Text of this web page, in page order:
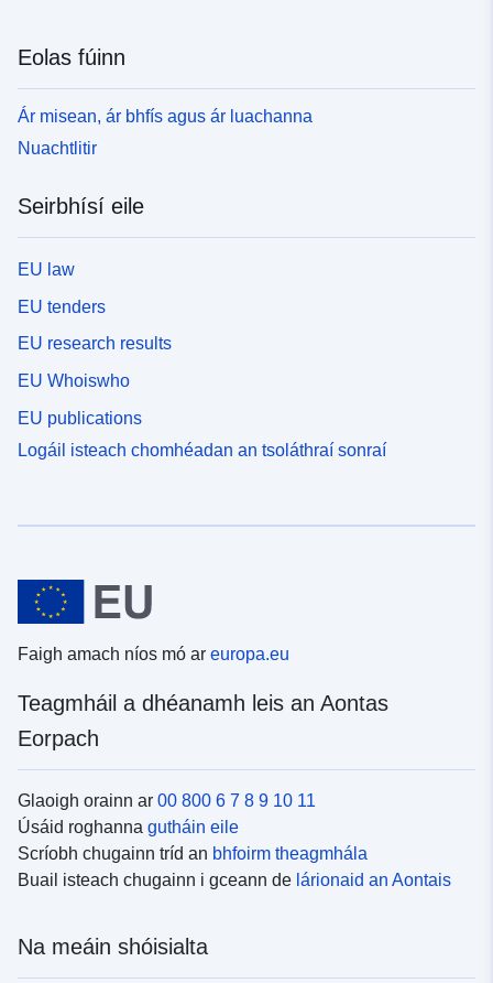
Eolas fúinn
Ár misean, ár bhfís agus ár luachanna
Nuachtlitir
Seirbhísí eile
EU law
EU tenders
EU research results
EU Whoiswho
EU publications
Logáil isteach chomhéadan an tsoláthraí sonraí
Faigh amach níos mó ar europa.eu
Teagmháil a dhéanamh leis an Aontas
Eorpach
Glaoigh orainn ar 00 800 6 7 8 9 10 11
Úsáid roghanna gutháin eile
Scríobh chugainn tríd an bhfoirm theagmhála
Buail isteach chugainn i gceann de lárionaid an Aontais
Na meáin shóisialta